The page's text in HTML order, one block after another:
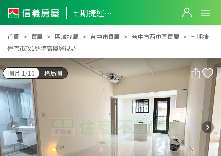
七期捷運宅市政1號院高樓層視野
七期捷運宅市政1號院高樓層視野
首頁 買屋 區域找屋 台中市買屋 台中市西屯區買屋
七期捷
運宅市政1號院高樓層視野
圖片 1/10 格局圖